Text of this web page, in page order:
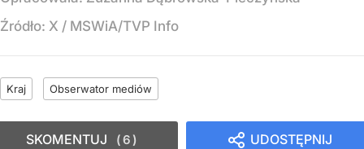
Źródło: X / MSWiA/TVP Info
Kraj Obserwator mediów
UDOSTĘPNIJ
SKOMENTUJ 6